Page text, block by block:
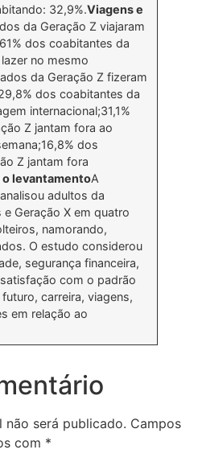
32,9%.Viagens e
da Geração Z viajaram
dos coabitantes da
no mesmo
da Geração Z fizeram
dos coabitantes da
internacional;31,1%
Z jantam fora ao
dos
Z jantam fora
o levantamentoA
adultos da
e Geração X em quatro
namorando,
O estudo considerou
segurança financeira,
com o padrão
carreira, viagens,
em relação ao
não será publicado. Campos
com *